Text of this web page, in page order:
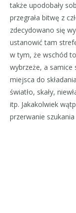
także upodobały
przegrała bitwę z
zdecydowano się
ustanowić tam
w tym, że wschód
wybrzeże, a samice
miejsca do
światło, skały,
itp. Jakakolwiek
przerwanie